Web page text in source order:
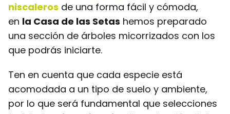
niscaleros de una forma fácil y cómoda,
en la Casa de las Setas hemos preparado
una sección de árboles micorrizados con los
que podrás iniciarte.
Ten en cuenta que cada especie está
acomodada a un tipo de suelo y ambiente,
por lo que será fundamental que selecciones